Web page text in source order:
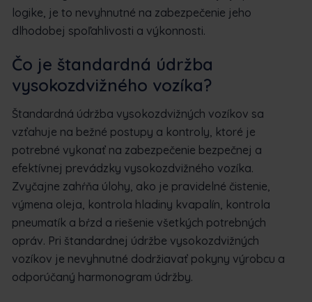
logike, je to nevyhnutné na zabezpečenie jeho
dlhodobej spoľahlivosti a výkonnosti.
Čo je štandardná údržba
vysokozdvižného vozíka?
Štandardná údržba vysokozdvižných vozíkov sa
vzťahuje na bežné postupy a kontroly, ktoré je
potrebné vykonať na zabezpečenie bezpečnej a
efektívnej prevádzky vysokozdvižného vozíka.
Zvyčajne zahŕňa úlohy, ako je pravidelné čistenie,
výmena oleja, kontrola hladiny kvapalín, kontrola
pneumatík a bŕzd a riešenie všetkých potrebných
opráv. Pri štandardnej údržbe vysokozdvižných
vozíkov je nevyhnutné dodržiavať pokyny výrobcu a
odporúčaný harmonogram údržby.